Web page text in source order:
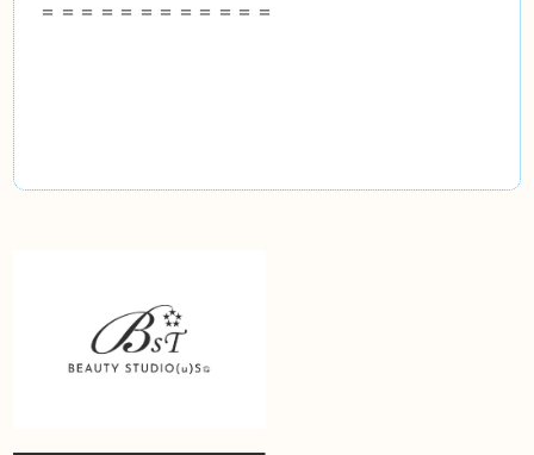
＝＝＝＝＝＝＝＝＝＝＝＝